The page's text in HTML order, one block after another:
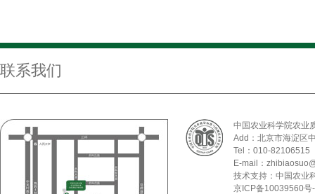
联系我们
中国农业科学院农业
Add：北京市海淀区
Tel：010-
E-mail：
技术支持：中国农业
京ICP备10039560号